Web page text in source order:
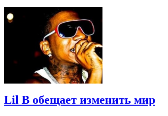
Lil B обещает изменить мир